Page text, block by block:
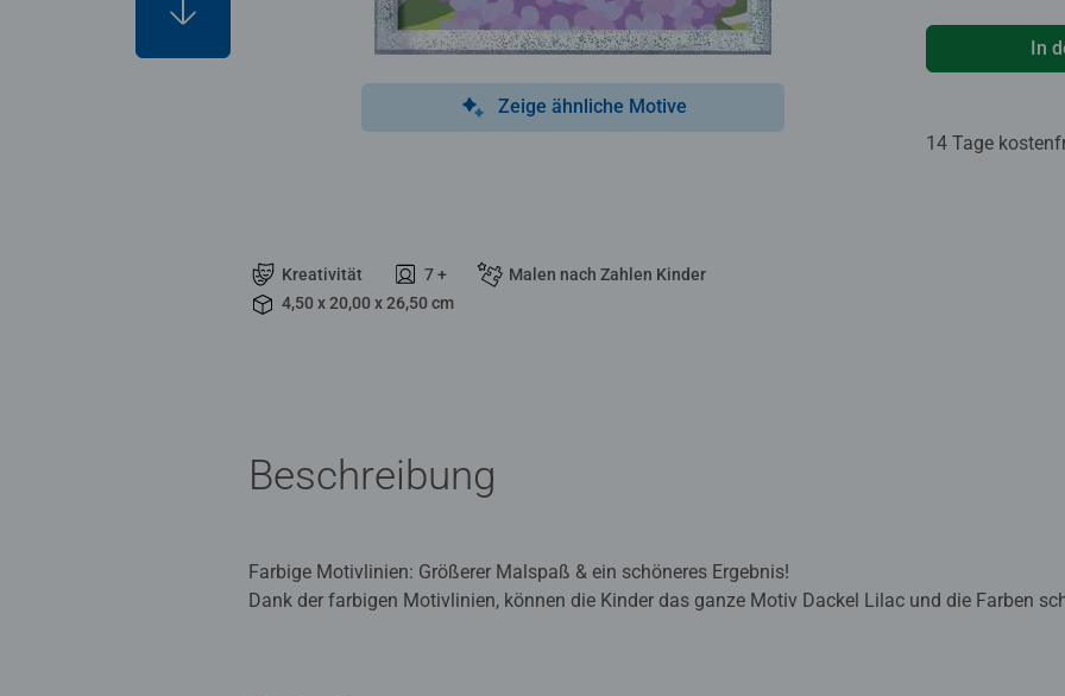
Zeige ähnliche Motive
Kreativität 7 +
Malen nach Zahlen Kinder
4,50 x 20,00 x 26,50 cm
In
14 Tage
Beschreibung
Farbige Motivlinien: Größerer Malspaß & ein schöneres Ergebnis!
Dank der farbigen Motivlinien, können die Kinder das ganze Motiv Dackel Lilac und die Farben